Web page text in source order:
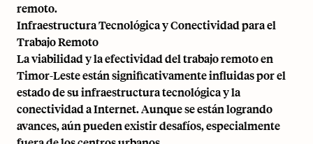
remoto.
Infraestructura Tecnológica y Conectividad para el
Trabajo Remoto
La viabilidad y la efectividad del trabajo remoto en
Timor-Leste están significativamente influidas por el
estado de su infraestructura tecnológica y la
conectividad a Internet. Aunque se están logrando
avances, aún pueden existir desafíos, especialmente